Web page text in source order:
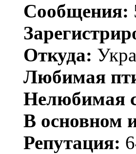
Сообщения:
Откуда:
Любимая
Нелюбимая
В основном
Репутация: